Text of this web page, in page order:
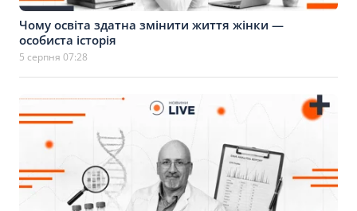
Чому освіта здатна змінити життя жінки —
особиста історія
5 серпня 07:28